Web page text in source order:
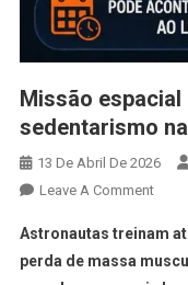
Missão espacial
sedentarismo
13 De Abril De 2026
Leave A Comment
Astronautas treinam
perda de massa